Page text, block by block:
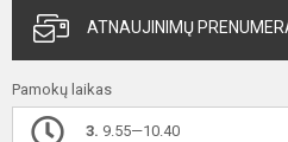
ATNAUJINIMŲ
Pamokų laikas
3. 9.55—10.40